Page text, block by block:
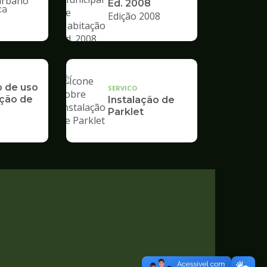
Ed. 2008
Edição 2008
de uso
de
SERVICO
Instalação de
Parklet